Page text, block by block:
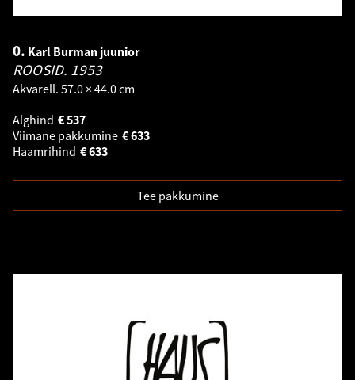
0. Karl Burman juunior
ROOSID. 1953
Akvarell. 57.0 × 44.0 cm
Alghind
537
€
Viimane pakkumine
633
€
Haamrihind
633
€
Tee pakkumine